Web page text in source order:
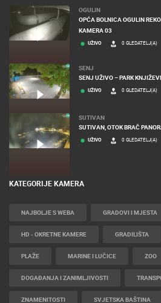
OGULIN
OPĆA BOLNICA OGULIN
KAMERA 03
UŽIVO 0 GLEDATELJ(A)
SENJ
SENJ UŽIVO – PARK
UŽIVO 0 GLEDATELJ(A)
SUTIVAN
SUTIVAN, OTOK BRAČ
UŽIVO 0 GLEDATELJ(A)
KATEGORIJE KAMERA
NAJBOLJE S WEBA GRADOVI I MJESTA
HD - OKRETNE KAMERE GRADILIŠTA
PLAŽE MARINE I LUČICE ZOO
DOGAĐANJA I ZANIMLJIVOSTI
ZNAMENITOSTI SVJETSKA BAŠTINA